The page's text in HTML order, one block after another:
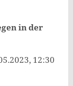
in der
12:30